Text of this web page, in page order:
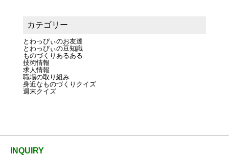
カテゴリー
とわっぴぃのお友達
とわっぴぃの豆知識
ものづくりあるある
技術情報
求人情報
職場の取り組み
身近なものづくりクイズ
週末クイズ